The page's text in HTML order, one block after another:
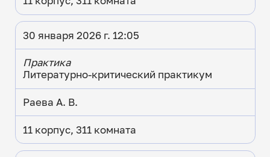
30 января 2026 г. 12:05
Практика
Литературно-критический практикум
Раева А. В.
11 корпус, 311 комната